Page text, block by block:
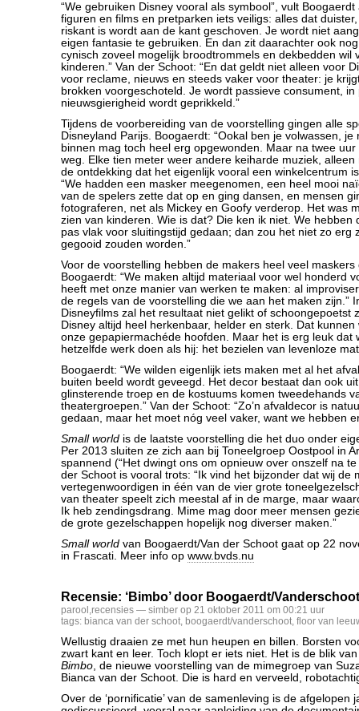
“We gebruiken Disney vooral als symbool”, vult Boogaerdt
figuren en films en pretparken iets veiligs: alles dat
riskant is wordt aan de kant geschoven. Je wordt niet
eigen fantasie te gebruiken. En dan zit daarachter ook
cynisch zoveel mogelijk broodtrommels en dekbedden wil
kinderen.” Van der Schoot: “En dat geldt niet alleen voor
voor reclame, nieuws en steeds vaker voor theater: je
brokken voorgeschoteld. Je wordt passieve consument,
nieuwsgierigheid wordt geprikkeld.”
Tijdens de voorbereiding van de voorstelling gingen alle
Disneyland Parijs. Boogaerdt: “Ookal ben je volwassen, je
binnen mag toch heel erg opgewonden. Maar na twee
weg. Elke tien meter weer andere keiharde muziek,
de ontdekking dat het eigenlijk vooral een winkelcentrum
“We hadden een masker meegenomen, een heel mooi
van de spelers zette dat op en ging dansen, en mensen
fotograferen, net als Mickey en Goofy verderop. Het was
zien van kinderen. Wie is dat? Die ken ik niet. We hebben
pas vlak voor sluitingstijd gedaan; dan zou het niet zo erg
gegooid zouden worden.”
Voor de voorstelling hebben de makers heel veel maskers
Boogaerdt: “We maken altijd materiaal voor wel honderd
heeft met onze manier van werken te maken: al
de regels van de voorstelling die we aan het maken zijn.”
Disneyfilms zal het resultaat niet gelikt of schoongepoetst
Disney altijd heel herkenbaar, helder en sterk. Dat
onze gepapiermachéde hoofden. Maar het is erg leuk dat
hetzelfde werk doen als hij: het bezielen van levenloze
Boogaerdt: “We wilden eigenlijk iets maken met al het
buiten beeld wordt geveegd. Het decor bestaat dan ook
glinsterende troep en de kostuums komen tweedehands
theatergroepen.” Van der Schoot: “Zo’n afvaldecor is
gedaan, maar het moet nóg veel vaker, want we hebben
Small world is de laatste voorstelling die het duo onder
Per 2013 sluiten ze zich aan bij Toneelgroep Oostpool in
spannend (“Het dwingt ons om opnieuw over onszelf na
der Schoot is vooral trots: “Ik vind het bijzonder dat wij de
vertegenwoordigen in één van de vier grote
van theater speelt zich meestal af in de marge, maar
Ik heb zendingsdrang. Mime mag door meer mensen
de grote gezelschappen hopelijk nog diverser maken.”
Small world van Boogaerdt/Van der Schoot gaat op 22
in Frascati. Meer info op www.bvds.nu
Recensie: ‘Bimbo’ door Boogaerdt/Vanderschoot
parool ,recensies — simber op 21 oktober 2011 om 00:21 uur
tags: bianca van der schoot, boogaerdt/vanderschoot, floor van
Wellustig draaien ze met hun heupen en billen. Borsten
zwart kant en leer. Toch klopt er iets niet. Het is de blik
Bimbo, de nieuwe voorstelling van de mimegroep van
Bianca van der Schoot. Die is hard en verveeld,
Over de ‘pornificatie’ van de samenleving is de afgelopen